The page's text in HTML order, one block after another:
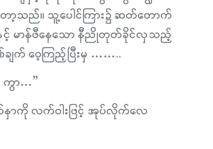
သည်။ သူ့ပေါင်ကြား၌ ဆတ်တောက်
မာန်ဖီနေသော နီညိုတုတ်ခိုင်လှသည့်
ျက် ဝေ့ကြည့်ပြီးမှ ……..
ကွာ…”
ာကို လက်ဝါးဖြင့် အုပ်လိုက်လေ